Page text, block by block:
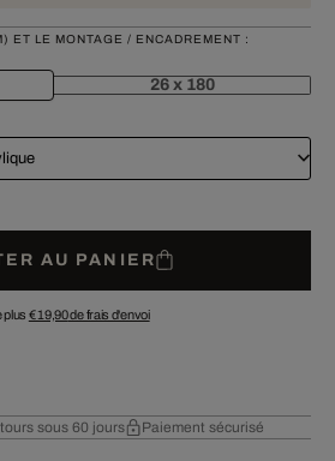
ET LE MONTAGE / ENCADREMENT :
26 x 180
AU PANIER
plus € 19,90de frais d'envoi
sous 60 jours Paiement sécurisé